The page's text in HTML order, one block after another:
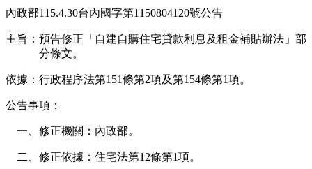
內政部115.4.30台內國字第1150804120號公告
主旨：預告修正「自建自購住宅貸款利息及租金補貼辦法」部
分條文。
依據：行政程序法第151條第2項及第154條第1項。
公告事項：
一、修正機關：內政部。
二、修正依據：住宅法第12條第1項。